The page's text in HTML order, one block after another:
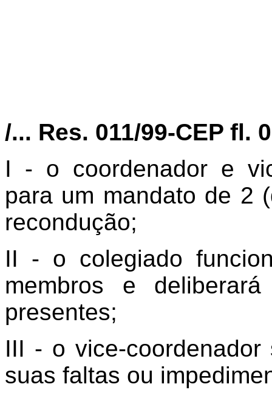
/... Res. 011/99-CEP fl.
I - o coordenador e
para um mandato de 2
recondução;
II - o colegiado
membros e
presentes;
III - o vice-
suas faltas ou